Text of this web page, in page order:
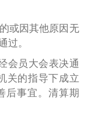
或因其他原因无
过。
会员大会表决通
关的指导下成立
后事宜。清算期